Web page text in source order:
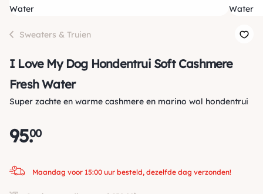
Sweaters & Truien
I Love My Dog Hondentrui Soft Cashmere
Fresh Water
Super zachte en warme cashmere en marino wol hondentrui
95.
00
Maandag voor 15:00 uur besteld, dezelfde dag verzonden!